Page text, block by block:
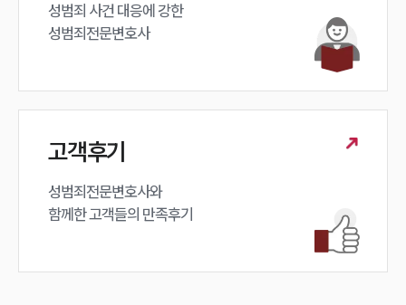
성범죄 사건 대응에 강한
성범죄전문변호사
고객후기
성범죄전문변호사와
함께한 고객들의 만족후기